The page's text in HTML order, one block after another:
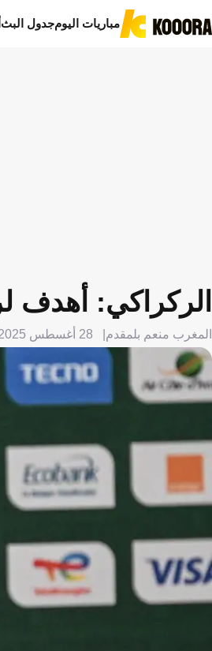
مباريات اليومجدول البث
الركراكي: أهدف
المغرب منعم بلمقدم 28 أغسطس 2025